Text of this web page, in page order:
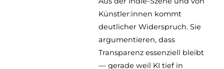
Künstler:innen kommt
deutlicher Widerspruch. Sie
argumentieren, dass
Transparenz essenziell bleibt
— gerade weil KI tief in